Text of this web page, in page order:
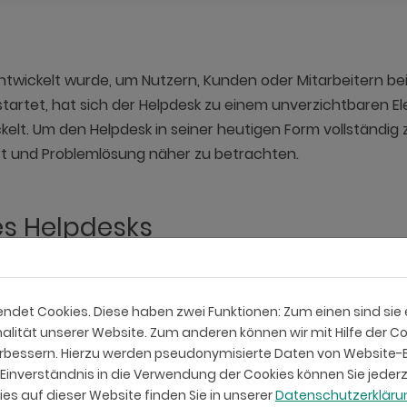
wurde, um Nutzern, Kunden oder Mitarbeitern
hat sich der Helpdesk zu einem unverzichtbaren
Um den Helpdesk in seiner heutigen Form vollständig
und Problemlösung näher zu betrachten.
Helpdesks
1980er Jahre zurück, als Unternehmen begannen,
Technologie stiegen auch die Herausforderungen,
eine zentrale Einheit, die sich mit technischen
Benutzern technische Unterstützung zu bieten und IT-
warteten auf eingehende Anfragen,
Cookies. Diese haben zwei Funktionen: Zum einen sind
unserer Website. Zum anderen können wir mit Hilfe der
Hierzu werden pseudonymisierte Daten von
in die Verwendung der Cookies können Sie
auf dieser Website finden Sie in unserer